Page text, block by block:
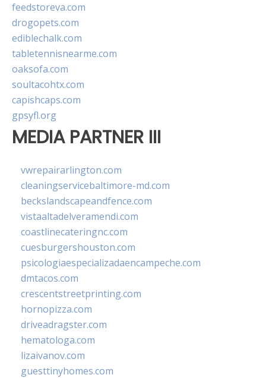
feedstoreva.com
drogopets.com
ediblechalk.com
tabletennisnearme.com
oaksofa.com
soultacohtx.com
capishcaps.com
gpsyfl.org
MEDIA PARTNER III
vwrepairarlington.com
cleaningservicebaltimore-md.com
beckslandscapeandfence.com
vistaaltadelveramendi.com
coastlinecateringnc.com
cuesburgershouston.com
psicologiaespecializadaencampeche.com
dmtacos.com
crescentstreetprinting.com
hornopizza.com
driveadragster.com
hematologa.com
lizaivanov.com
guesttinyhomes.com